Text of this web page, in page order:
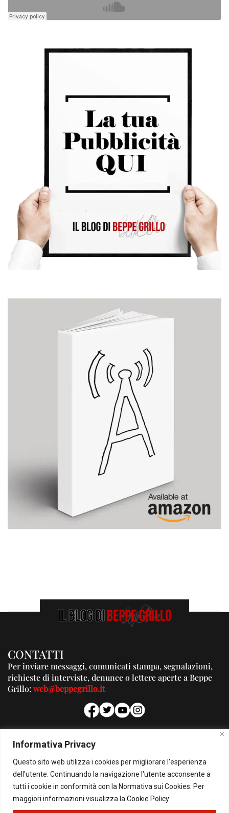
Informativa Privacy
Questo sito web utilizza i cookies per migliorare l'esperienza
dell'utente. Continuando la navigazione l'utente acconsente a
tutti i cookie in conformità con la Normativa sui Cookies. Per
maggiori informazioni visualizza la Cookie Policy
CONTATTI
Per inviare messaggi, comunicati stampa, segnalazioni,
richieste di interviste, denunce o lettere aperte a Beppe
Grillo:web@beppegrillo.it
PUBBLICITA'
Per la tua pubblicità su questo Blog:
pubblicita@beppegrillo.it
HOMEPAGE COOKIE POLICY PRIVACY POLICY CONTATTI